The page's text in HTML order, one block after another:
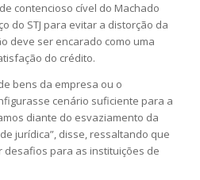
contencioso cível do Machado
do STJ para evitar a distorção da
deve ser encarado como uma
do crédito.
bens da empresa ou o
cenário suficiente para a
diante do esvaziamento da
jurídica”, disse, ressaltando que
desafios para as instituições de